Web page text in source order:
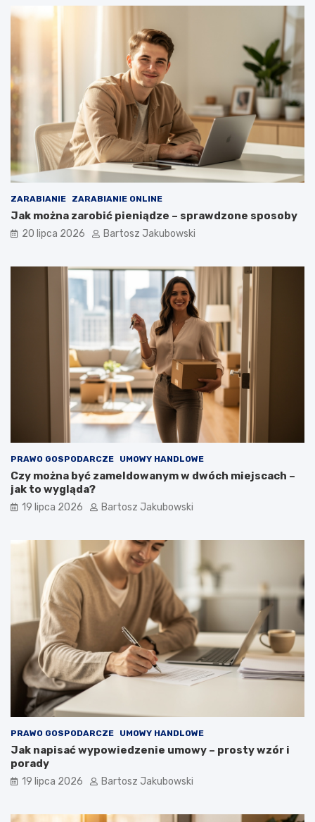
ZARABIANIE ZARABIANIE ONLINE
Jak można zarobić pieniądze – sprawdzone sposoby
20 lipca 2026 Bartosz Jakubowski
PRAWO GOSPODARCZE UMOWY HANDLOWE
Czy można być zameldowanym w dwóch miejscach –
jak to wygląda?
19 lipca 2026 Bartosz Jakubowski
PRAWO GOSPODARCZE UMOWY HANDLOWE
Jak napisać wypowiedzenie umowy – prosty wzór i
porady
19 lipca 2026 Bartosz Jakubowski